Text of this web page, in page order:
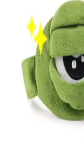
Naruto 3D
Pamuklu Göz
Naruto 3D kurbağa ve
maskeleri, tasarım,
sunar. Hangi ürün
Naruto 3D
Rahat Uyku
Naruto karakterli 3D
eğlence sunar. Lastikli